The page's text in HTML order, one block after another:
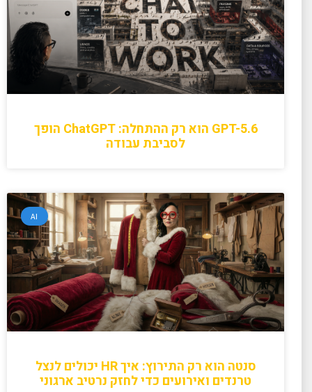
GPT-5.6 הוא רק ההתחלה: ChatGPT הופך
לסביבת עבודה
AI
סנטה הוא רק התירוץ: איך HR יכולים לנצל
טרנדים ואירועים כדי לחזק נרטיב ארגוני